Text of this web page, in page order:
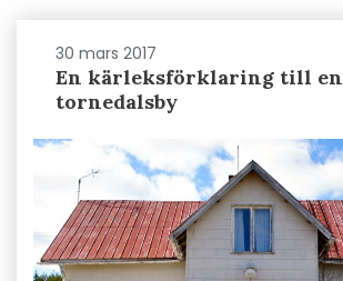
30 mars 2017
En kärleksförklaring till en
tornedalsby